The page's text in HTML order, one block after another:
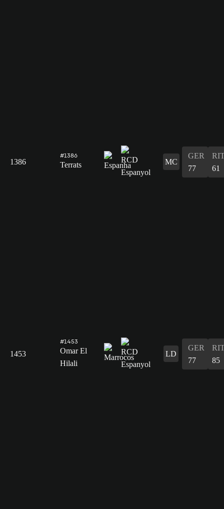
1386
#1386
Terrats MC
GER
77
61
1453
#1453
Omar El
Hilali
LD
GER
77
85